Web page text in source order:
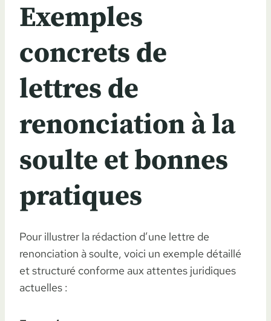
Exemples
concrets de
lettres de
renonciation à la
soulte et bonnes
pratiques
Pour illustrer la rédaction d’une lettre de
renonciation à soulte, voici un exemple détaillé
et structuré conforme aux attentes juridiques
actuelles :